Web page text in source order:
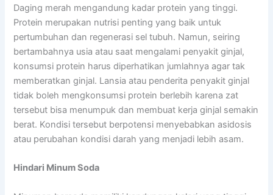
Daging merah mengandung kadar protein yang tinggi.
Protein merupakan nutrisi penting yang baik untuk
pertumbuhan dan regenerasi sel tubuh. Namun, seiring
bertambahnya usia atau saat mengalami penyakit ginjal,
konsumsi protein harus diperhatikan jumlahnya agar tak
memberatkan ginjal. Lansia atau penderita penyakit ginjal
tidak boleh mengkonsumsi protein berlebih karena zat
tersebut bisa menumpuk dan membuat kerja ginjal semakin
berat. Kondisi tersebut berpotensi menyebabkan asidosis
atau perubahan kondisi darah yang menjadi lebih asam.
Hindari Minum Soda